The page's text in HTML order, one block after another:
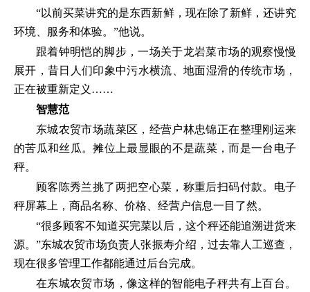
“以前买菜讲究的是东西新鲜，现在除了新鲜，还讲究
环境、服务和体验。”他说。
跟着钟明恺的脚步，一场关于龙岩菜市场的观察慢慢
展开，昔日人们印象中污水横流、地面湿滑的传统市场，
正在被重新定义……
智慧范
东城农贸市场蔬菜区，经营户林忠锦正在整理刚运来
的苦瓜和丝瓜。摊位上最显眼的不是蔬菜，而是一台电子
秤。
顾客陈秀兰挑了两把空心菜，称重后扫码付款。电子
秤屏幕上，商品名称、价格、经营户信息一目了然。
“很多顾客不知道买完菜以后，这个秤还能追溯进货来
源。”东城农贸市场负责人张振寿介绍，过去靠人工巡查，
现在很多管理工作都能通过后台完成。
在东城农贸市场，像这样的智能电子秤共有上百台。